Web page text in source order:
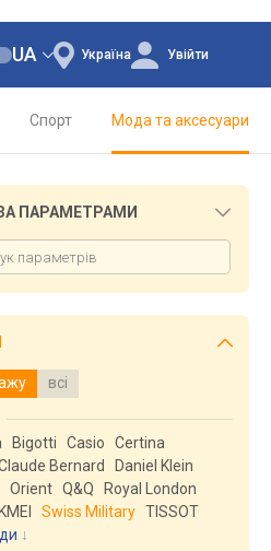
Україна
UA Увійти
Спорт Мода та аксесуари
ЗА ПАРАМЕТРАМИ
всі
Bigotti Casio
Certina
Bernard
Daniel Klein
Orient Q&Q
Royal London
Swiss Military TISSOT